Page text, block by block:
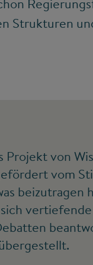
Strukturen
von
vom
beizutragen